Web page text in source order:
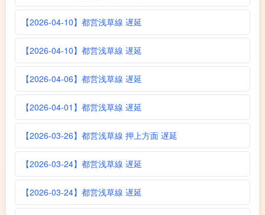
【2026-04-10】都営浅草線 遅延
【2026-04-10】都営浅草線 遅延
【2026-04-06】都営浅草線 遅延
【2026-04-01】都営浅草線 遅延
【2026-03-26】都営浅草線 押上方面 遅延
【2026-03-24】都営浅草線 遅延
【2026-03-24】都営浅草線 遅延